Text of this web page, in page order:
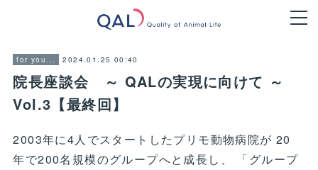
for you... 2024.01.25 00:40
院長座談会 ～ QALの実現に向けて ～
Vol.3【最終回】
2003年に4人でスタートしたプリモ動物病院が 20
年で200名規模のグループへと成長し、 「グループ